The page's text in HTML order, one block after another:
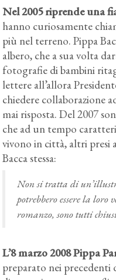
Nel 2005 riprende una
hanno curiosamente
più nel terreno. Pippa
albero, che a sua volta
fotografie di bambini
lettere all’allora
chiedere collaborazione
mai risposta. Del 2007
che ad un tempo
vivono in città, altri presi
Bacca stessa:
Non si tratta di
potrebbero essere la
romanzo, sono tutti
L’8 marzo 2008 Pippa
preparato nei precedenti